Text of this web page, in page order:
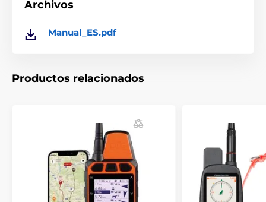
campo cerca de una carretera muy transitada. Reciba
momento en que vuelva sano y salvo.
100% impermeable, ligero, con batería
de hasta 7 días
Pequeño, pero resistente. 100% impermeable. Cómodo
Archivos
Manual_ES.pdf
Productos relacionados